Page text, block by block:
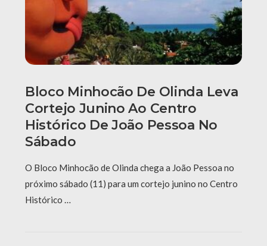
Bloco Minhocão De Olinda Leva
Cortejo Junino Ao Centro
Histórico De João Pessoa No
Sábado
O Bloco Minhocão de Olinda chega a João Pessoa no
próximo sábado (11) para um cortejo junino no Centro
Histórico …